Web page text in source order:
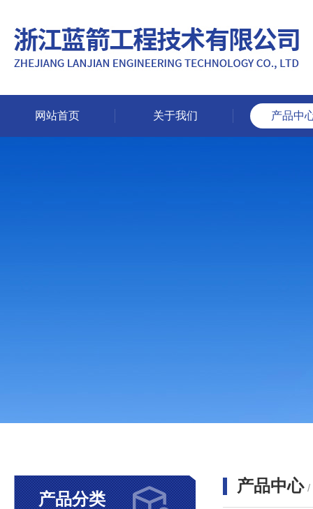
网站首页 关于我们 产品中
产品分类
产品中心 /